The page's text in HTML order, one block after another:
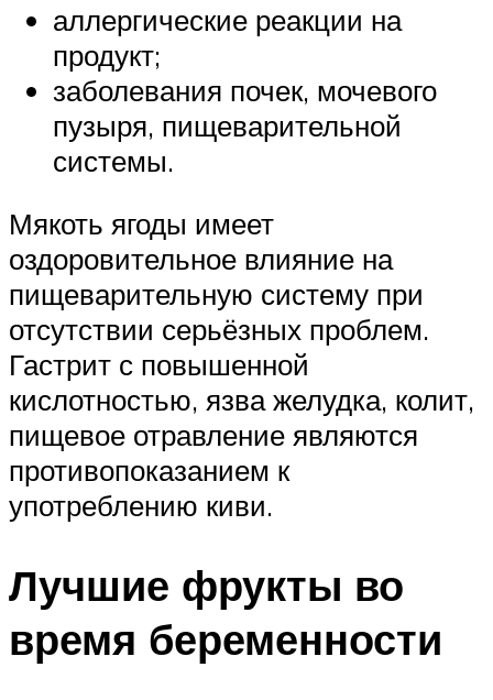
аллергические реакции на
продукт;
заболевания почек, мочевого
пузыря, пищеварительной
системы.
Мякоть ягоды имеет
оздоровительное влияние на
пищеварительную систему при
отсутствии серьёзных проблем.
Гастрит с повышенной
кислотностью, язва желудка, колит,
пищевое отравление являются
противопоказанием к
употреблению киви.
Лучшие фрукты во
время беременности